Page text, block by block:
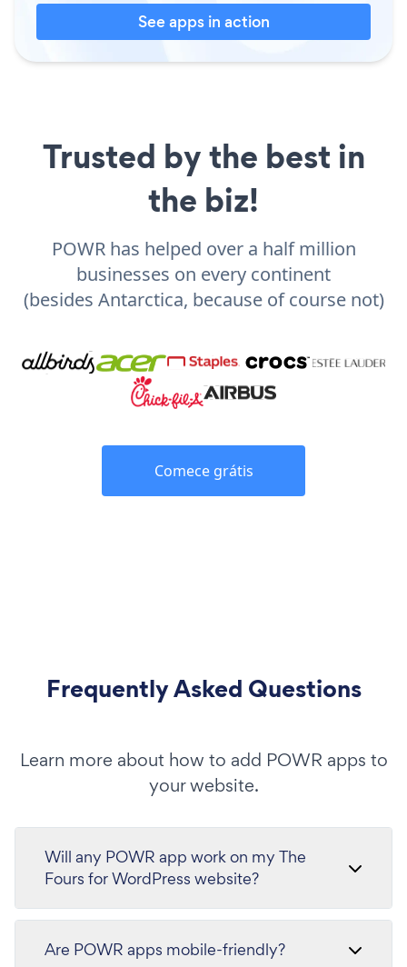
See apps in action
Trusted by the best in
the biz!
POWR has helped over a half million
businesses on every continent
(besides Antarctica, because of course not)
Comece grátis
Frequently Asked Questions
Learn more about how to add POWR apps to
your website.
Will any POWR app work on my The
Fours for WordPress website?
Are POWR apps mobile-friendly?